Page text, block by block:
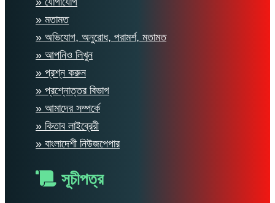
» মতামত
» অভিযোগ, অনুরোধ, পরামর্শ, মতামত
» আপনিও লিখুন
» প্রশ্ন করুন
» প্রশ্নোত্তর বিভাগ
» আমাদের সম্পর্কে
» কিতাব লাইব্রেরী
» বাংলাদেশী নিউজপেপার
সূচীপত্র